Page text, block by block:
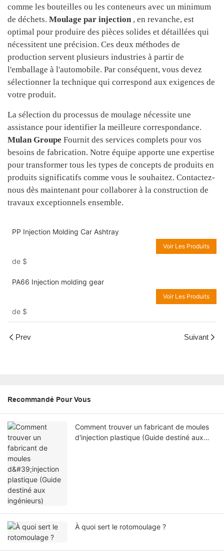
comme les bouteilles ou les conteneurs avec un minimum
de déchets. Moulage par injection , en revanche, est
optimal pour produire des pièces solides et détaillées qui
nécessitent une précision. Ces deux méthodes de
production servent plusieurs industries à partir de
l'emballage à l'automobile. Par conséquent, vous devez
sélectionner la technique qui correspond aux exigences de
votre produit.
La sélection du processus de moulage nécessite une
assistance pour identifier la meilleure correspondance.
Mulan Groupe Fournit des services complets pour vos
besoins de fabrication. Notre équipe apporte une expertise
pour transformer tous les types de concepts de produits en
produits significatifs comme vous le souhaitez. Contactez-
nous dès maintenant pour collaborer à la construction de
travaux exceptionnels ensemble.
PP Injection Molding Car Ashtray
de $
Voir Les Produits
PA66 Injection molding gear
de $
Voir Les Produits
Prev Suivant
Recommandé Pour Vous
Comment trouver un fabricant de moules
d'injection plastique (Guide destiné aux
À quoi sert le rotomoulage ?